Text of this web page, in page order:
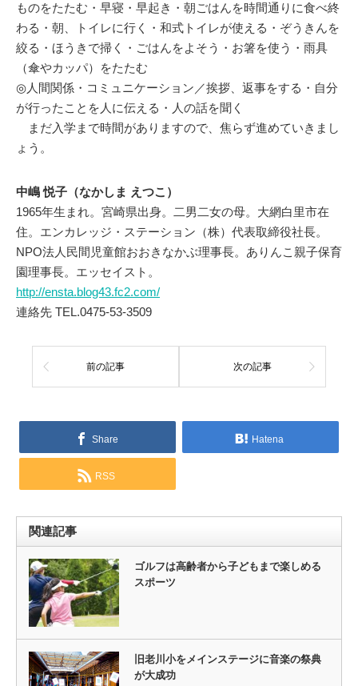
ものをたたむ・早寝・早起き・朝ごはんを時間通りに食べ終
わる・朝、トイレに行く・和式トイレが使える・ぞうきんを
絞る・ほうきで掃く・ごはんをよそう・お箸を使う・雨具
（傘やカッパ）をたたむ
◎人間関係・コミュニケーション／挨拶、返事をする・自分
が行ったことを人に伝える・人の話を聞く
まだ入学まで時間がありますので、焦らず進めていきまし
ょう。
中嶋 悦子（なかしま えつこ）
1965年生まれ。宮崎県出身。二男二女の母。大網白里市在
住。エンカレッジ・ステーション（株）代表取締役社長。
NPO法人民間児童館おおきなかぶ理事長。ありんこ親子保育
園理事長。エッセイスト。
http://ensta.blog43.fc2.com/
連絡先 TEL.0475-53-3509
前の記事 次の記事
Share Hatena
RSS
関連記事
ゴルフは高齢者から子どもまで楽しめる
スポーツ
旧老川小をメインステージに音楽の祭典
が大成功